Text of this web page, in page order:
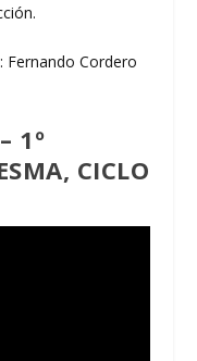
Fernando Cordero
1º
CICLO